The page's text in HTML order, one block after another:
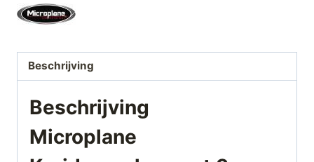
Beschrijving
Beschrijving
Microplane